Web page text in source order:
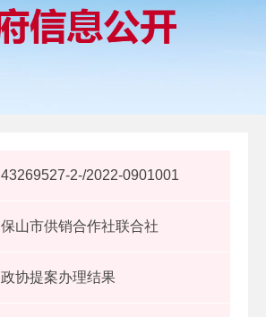
43269527-2-/2022-0901001
保山市供销合作社联合社
政协提案办理结果